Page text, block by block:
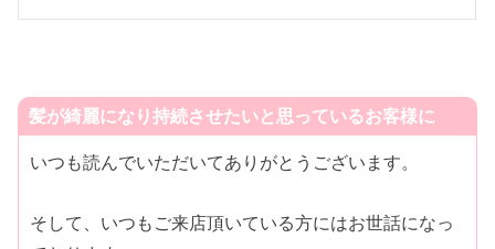
髪が綺麗になり持続させたいと思っているお客様に
いつも読んでいただいてありがとうございます。
そして、いつもご来店頂いている方にはお世話になっ